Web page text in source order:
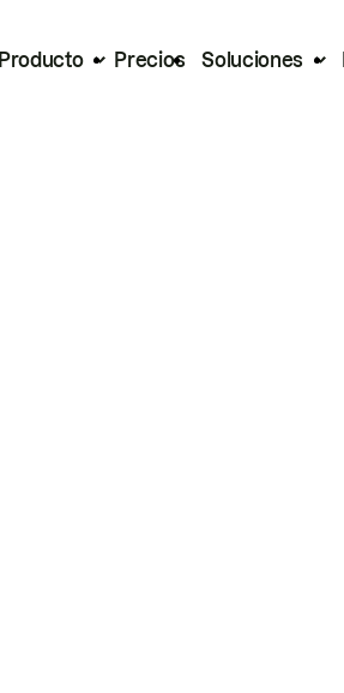
Producto Precios Soluciones